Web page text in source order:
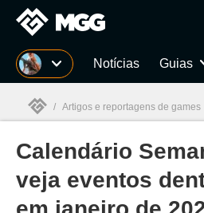
Millenium Notícias Guias
Millenium
/ Artigos e reportagens de games
Calendário
veja eventos